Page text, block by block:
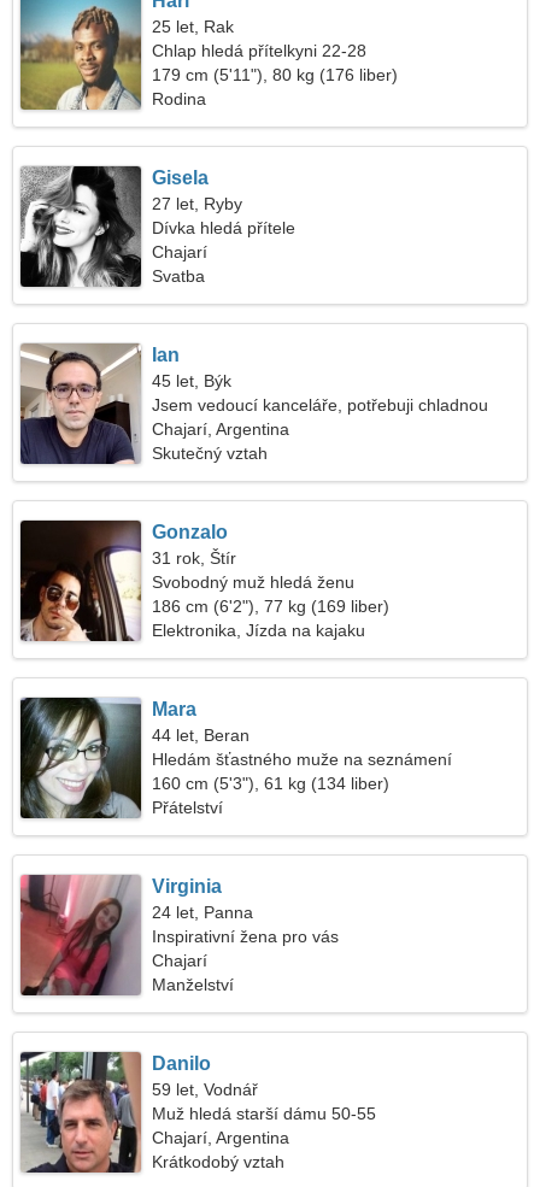
25 let, Rak
Chlap hledá přítelkyni 22-28
179 cm (5'11"), 80 kg (176 liber)
Rodina
Gisela
27 let, Ryby
Dívka hledá přítele
Chajarí
Svatba
Ian
45 let, Býk
Jsem vedoucí kanceláře, potřebuji chladnou
ženu
Chajarí, Argentina
Skutečný vztah
Gonzalo
31 rok, Štír
Svobodný muž hledá ženu
186 cm (6'2"), 77 kg (169 liber)
Elektronika, Jízda na kajaku
Mara
44 let, Beran
Hledám šťastného muže na seznámení
160 cm (5'3"), 61 kg (134 liber)
Přátelství
Virginia
24 let, Panna
Inspirativní žena pro vás
Chajarí
Manželství
Danilo
59 let, Vodnář
Muž hledá starší dámu 50-55
Chajarí, Argentina
Krátkodobý vztah